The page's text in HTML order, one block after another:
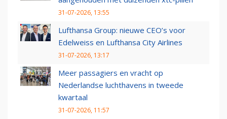
31-07-2026, 13:55
Lufthansa Group: nieuwe CEO’s voor
Edelweiss en Lufthansa City Airlines
31-07-2026, 13:17
Meer passagiers en vracht op
Nederlandse luchthavens in tweede
kwartaal
31-07-2026, 11:57